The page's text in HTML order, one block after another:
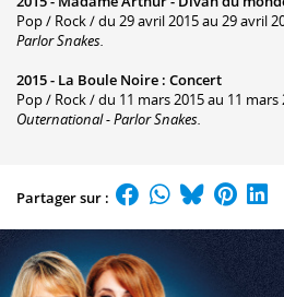
Pop / Rock / du 29 avril 2015 au 29 avril
Parlor Snakes.
2015 - La Boule Noire : Concert
Pop / Rock / du 11 mars 2015 au 11 mars
Outernational - Parlor Snakes.
Partager sur :